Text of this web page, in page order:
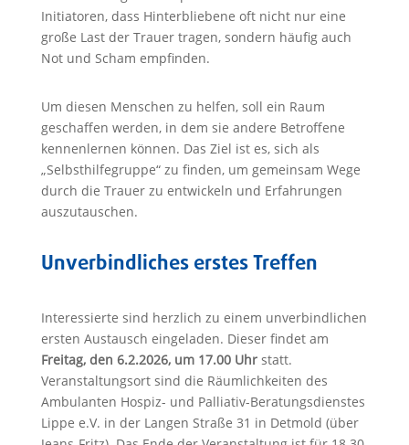
Initiatoren, dass Hinterbliebene oft nicht nur eine
große Last der Trauer tragen, sondern häufig auch
Not und Scham empfinden.
Um diesen Menschen zu helfen, soll ein Raum
geschaffen werden, in dem sie andere Betroffene
kennenlernen können. Das Ziel ist es, sich als
„Selbsthilfegruppe“ zu finden, um gemeinsam Wege
durch die Trauer zu entwickeln und Erfahrungen
auszutauschen.
Unverbindliches erstes Treffen
Interessierte sind herzlich zu einem unverbindlichen
ersten Austausch eingeladen. Dieser findet am
Freitag, den 6.2.2026, um 17.00 Uhrstatt.
Veranstaltungsort sind die Räumlichkeiten des
Ambulanten Hospiz- und Palliativ-Beratungsdienstes
Lippe e.V. in der Langen Straße 31 in Detmold (über